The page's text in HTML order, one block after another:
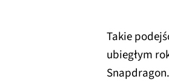
Takie
ubiegłym